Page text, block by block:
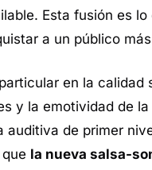
Esta fusión es lo
a un público
en la calidad
y la emotividad de
de primer
la nueva salsa-